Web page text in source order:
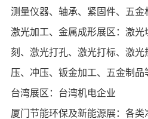
测量仪器、轴承、紧固件、五金
激光加工、金属成形展区：激
刻、激光打孔、激光打标、激
压、冲压、钣金加工、五金制品
台湾展区：台湾机电企业
厦门节能环保及新能源展：各